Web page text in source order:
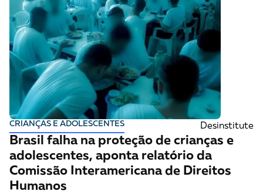
CRIANÇAS E ADOLESCENTES Desinstitute
Brasil falha na proteção de crianças e
adolescentes, aponta relatório da
Comissão Interamericana de Direitos
Humanos